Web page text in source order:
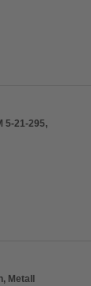
5-21-295,
Metall